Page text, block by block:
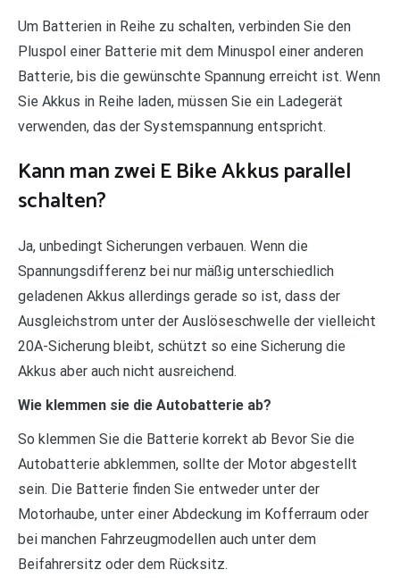
Um Batterien in Reihe zu schalten, verbinden Sie den
Pluspol einer Batterie mit dem Minuspol einer anderen
Batterie, bis die gewünschte Spannung erreicht ist. Wenn
Sie Akkus in Reihe laden, müssen Sie ein Ladegerät
verwenden, das der Systemspannung entspricht.
Kann man zwei E Bike Akkus parallel
schalten?
Ja, unbedingt Sicherungen verbauen. Wenn die
Spannungsdifferenz bei nur mäßig unterschiedlich
geladenen Akkus allerdings gerade so ist, dass der
Ausgleichstrom unter der Auslöseschwelle der vielleicht
20A-Sicherung bleibt, schützt so eine Sicherung die
Akkus aber auch nicht ausreichend.
Wie klemmen sie die Autobatterie ab?
So klemmen Sie die Batterie korrekt ab Bevor Sie die
Autobatterie abklemmen, sollte der Motor abgestellt
sein. Die Batterie finden Sie entweder unter der
Motorhaube, unter einer Abdeckung im Kofferraum oder
bei manchen Fahrzeugmodellen auch unter dem
Beifahrersitz oder dem Rücksitz.